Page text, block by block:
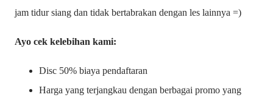
jam tidur siang dan tidak bertabrakan dengan les lainnya =)
Ayo cek kelebihan kami:
Disc 50% biaya pendaftaran
Harga yang terjangkau dengan berbagai promo yang